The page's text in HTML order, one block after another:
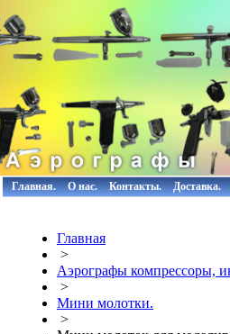
Главная. О нас. Контакты. Доставка.
Главная
>
Аэрографы компрессоры,
>
Мини молотки.
>